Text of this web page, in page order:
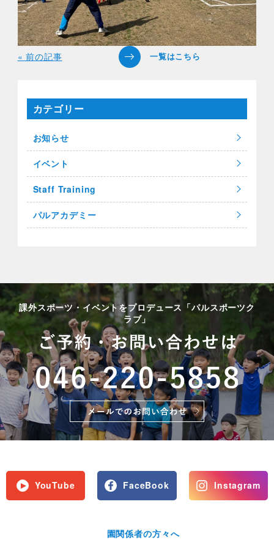
« 前の記事
カテゴリー
お知らせ
イベント
Staff Training
パルアカデミー
課外スポーツ・イベントをプロデュース「パルスポーツク
ラブ」
YouTube FaceBook Instagram
園関係者の方々へ